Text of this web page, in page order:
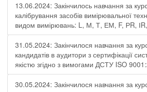
13.06.2024: Закінчилось навчання за
калібрування засобів вимірювальної
видом вимірювань: L, М, Т, ЕМ, F, РR,
31.05.2024: Закінчилося навчання за
кандидатів в аудитори з сертифікації
якістю згідно з вимогами ДСТУ ISO
30.05.2024: Закінчилося навчання за